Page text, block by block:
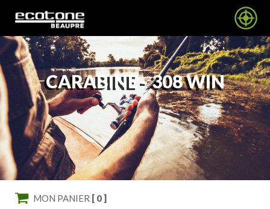
CARABINE -308 WIN
MON PANIER [ 0 ]